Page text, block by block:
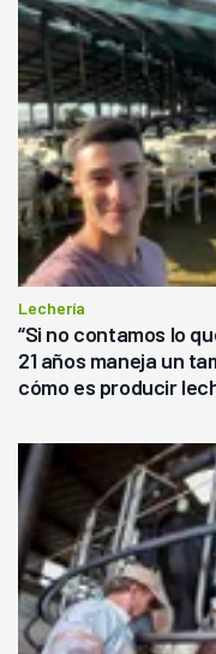
Lechería
“Si no contamos lo
21 años maneja un
cómo es producir